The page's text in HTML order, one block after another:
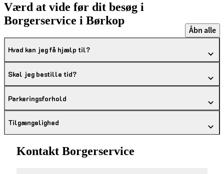
Værd at vide før dit besøg i
Borgerservice i Børkop
Åbn alle
Hvad kan jeg få hjælp til?
Skal jeg bestille tid?
Parkeringsforhold
Tilgængelighed
Kontakt Borgerservice